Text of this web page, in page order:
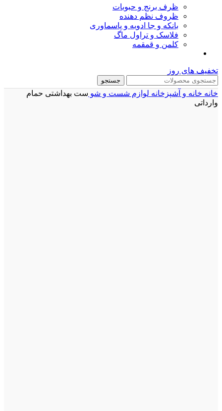
ظرف برنج و حبوبات
ظروف نظم دهنده
بانکه و جا ادویه و پاسماوری
فلاسک و تراول ماگ
کلمن و قمقمه
تخفیف های روز
جستجو
خانه خانه و آشپزخانه لوازم شست و شو ست بهداشتی حمام
وارداتی